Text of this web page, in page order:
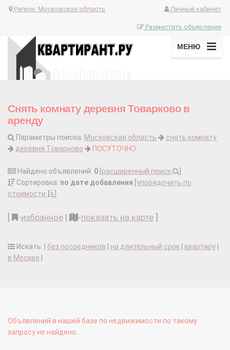
Регион: Московская область Личный кабинет
Разместить объявление
МЕНЮ
Снять комнату деревня Товарково в
аренду
Параметры поиска: Московская область
снять комнату
деревня Товарково
ПОСУТОЧНО
Найдено объявлений: 0 расширенный поиск
Сортировка: по дате добавления упорядочить по
стоимости
-избранное | -показать на карте
Искать: | без посредников на длительный срок квартиру
в Москве
Объявлений в нашей базе по недвижимости по такому
запросу не найдено...